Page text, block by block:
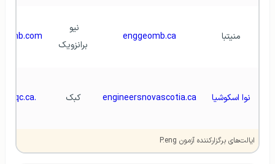
منیتبا enggeomb.ca
برانزویک
نوا اسکوشیا engineersnovascotia.ca کبک .oiq.qc.ca
ایالت‌های برگزارکننده آزمون P.eng